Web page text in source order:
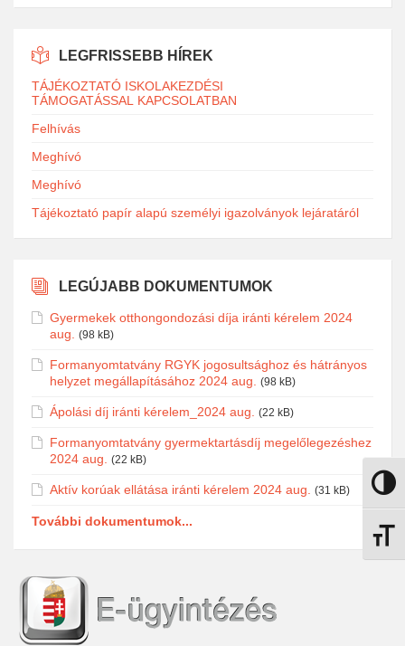
Nagy
LEGFRISSEBB HÍREK
TÁJÉKOZTATÓ ISKOLAKEZDÉSI
TÁMOGATÁSSAL KAPCSOLATBAN
Felhívás
Meghívó
Meghívó
Tájékoztató papír alapú személyi igazolványok lejáratáról
LEGÚJABB DOKUMENTUMOK
Gyermekek otthongondozási díja iránti kérelem 2024
aug.
(98 kB)
Formanyomtatvány RGYK jogosultsághoz és hátrányos
helyzet megállapításához 2024 aug.
(98 kB)
Ápolási díj iránti kérelem_2024 aug. (22 kB)
Formanyomtatvány gyermektartásdíj megelőlegezéshez
2024 aug.
(22 kB)
Aktív korúak ellátása iránti kérelem 2024 aug. (31 kB)
További dokumentumok...